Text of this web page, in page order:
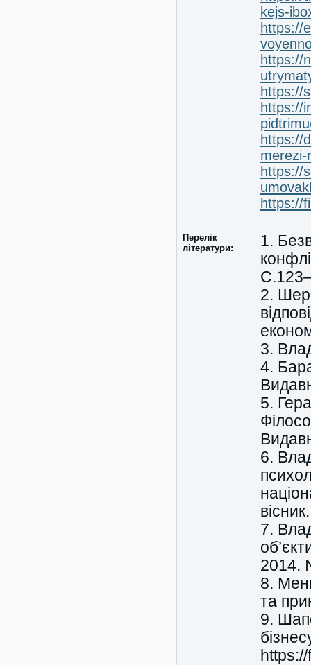
kejs-
https://
https://
https://
https://
https://
merezi-
https://
https://
Перелік
літератури:
1.
2.
3.
4.
5.
6.
7.
2014.
8.
та
9.